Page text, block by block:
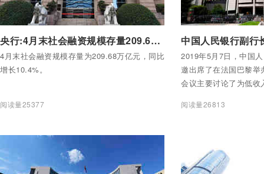
央行:4月末社会融资规模存量209.68万亿
4月末社会融资规模存量为209.68万亿元，同比
增长10.4%。
阅读量25377
2019年5月7日，中国
邀出席了在法国巴黎
会议主要讨论了为低
上作了引导发言。
阅读量26813